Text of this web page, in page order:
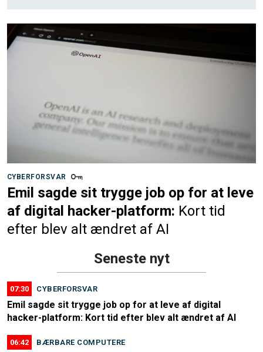
CYBERFORSVAR
Emil sagde sit trygge job op for at leve
af digital hacker-platform: Kort tid
efter blev alt ændret af AI
Seneste nyt
07:30 CYBERFORSVAR
Emil sagde sit trygge job op for at leve af digital
hacker-platform: Kort tid efter blev alt ændret af AI
06:42 BÆRBARE COMPUTERE